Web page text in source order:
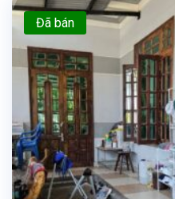
Đã bán